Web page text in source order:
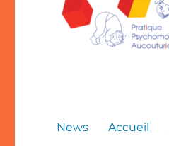
News Accueil